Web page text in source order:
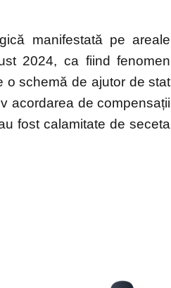
manifestată pe areale
2024, ca fiind fenomen
o schemă de ajutor de stat
acordarea de compensații
fost calamitate de seceta